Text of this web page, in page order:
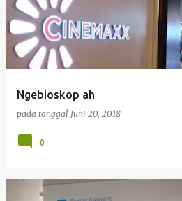
Ngebioskop ah
pada tanggal Juni 20, 2018
0